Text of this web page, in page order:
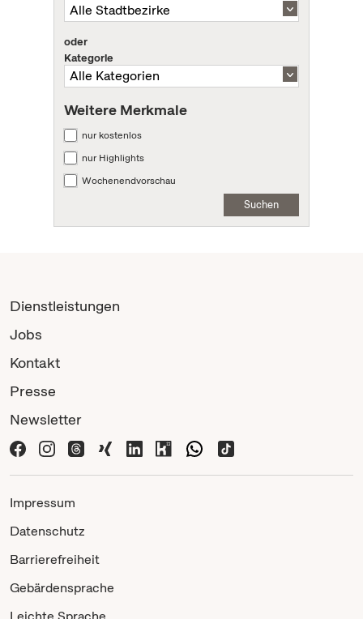
oder
Kategorie
Weitere Merkmale
nur kostenlos
nur Highlights
Wochenendvorschau
Suchen
Dienstleistungen
Jobs
Kontakt
Presse
Newsletter
Impressum
Datenschutz
Barrierefreiheit
Gebärdensprache